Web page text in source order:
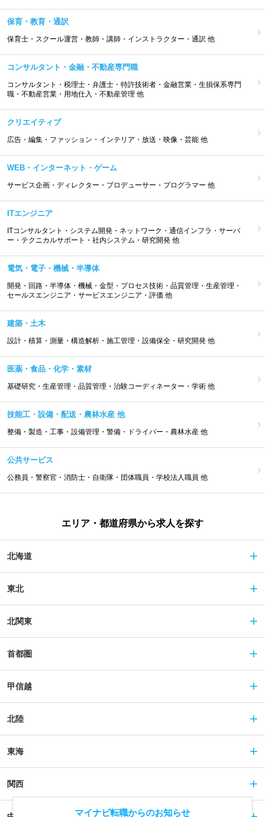
保育・教育・通訳
保育士・スクール運営・教師・講師・インストラクター・通訳 他
コンサルタント・金融・不動産専門職
コンサルタント・税理士・弁護士・特許技術者・金融営業・生損保系専門
職・不動産営業・用地仕入・不動産管理 他
クリエイティブ
広告・編集・ファッション・インテリア・放送・映像・芸能 他
WEB・インターネット・ゲーム
サービス企画・ディレクター・プロデューサー・プログラマー 他
ITエンジニア
ITコンサルタント・システム開発・ネットワーク・通信インフラ・サーバ
ー・テクニカルサポート・社内システム・研究開発 他
電気・電子・機械・半導体
開発・回路・半導体・機械・金型・プロセス技術・品質管理・生産管理・
セールスエンジニア・サービスエンジニア・評価 他
建築・土木
設計・積算・測量・構造解析・施工管理・設備保全・研究開発 他
医薬・食品・化学・素材
基礎研究・生産管理・品質管理・治験コーディネーター・学術 他
技能工・設備・配送・農林水産 他
整備・製造・工事・設備管理・警備・ドライバー・農林水産 他
公共サービス
公務員・警察官・消防士・自衛隊・団体職員・学校法人職員 他
エリア・都道府県から求人を探す
北海道
東北
北関東
首都圏
甲信越
北陸
東海
関西
マイナビ転職からのお知らせ